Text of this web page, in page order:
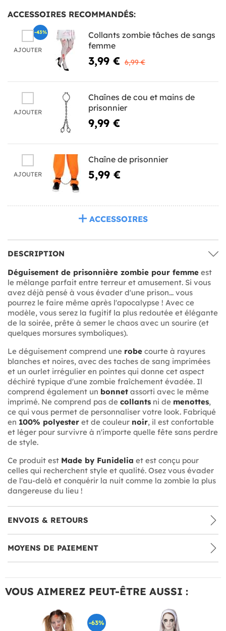
ACCESSOIRES RECOMMANDÉS:
AJOUTER
Collants zombie tâches de sangs
femme
3,99 € 6,99 €
-43%
AJOUTER
Chaînes de cou et mains de
prisonnier
9,99 €
AJOUTER
Chaîne de prisonnier
5,99 €
ACCESSOIRES
DESCRIPTION
Déguisement de prisonnière zombie pour femme est
le mélange parfait entre terreur et amusement. Si vous
avez déjà pensé à vous évader d'une prison... vous
pourrez le faire même après l'apocalypse ! Avec ce
modèle, vous serez la fugitif la plus redoutée et élégante
de la soirée, prête à semer le chaos avec un sourire (et
quelques morsures symboliques).
Le déguisement comprend une robe courte à rayures
blanches et noires, avec des taches de sang imprimées
et un ourlet irrégulier en pointes qui donne cet aspect
déchiré typique d'une zombie fraîchement évadée. Il
comprend également un bonnet assorti avec le même
imprimé. Ne comprend pas de collants ni de menottes,
ce qui vous permet de personnaliser votre look. Fabriqué
en 100% polyester et de couleur noir, il est confortable
et léger pour survivre à n'importe quelle fête sans perdre
de style.
Ce produit est Made by Funidelia et est conçu pour
celles qui recherchent style et qualité. Osez vous évader
de l'au-delà et conquérir la nuit comme la zombie la plus
dangereuse du lieu !
ENVOIS & RETOURS
MOYENS DE PAIEMENT
VOUS AIMEREZ PEUT-ÊTRE AUSSI :
-63%